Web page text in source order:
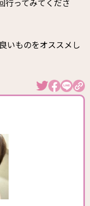
行ってみてくださ
いものをオススメし